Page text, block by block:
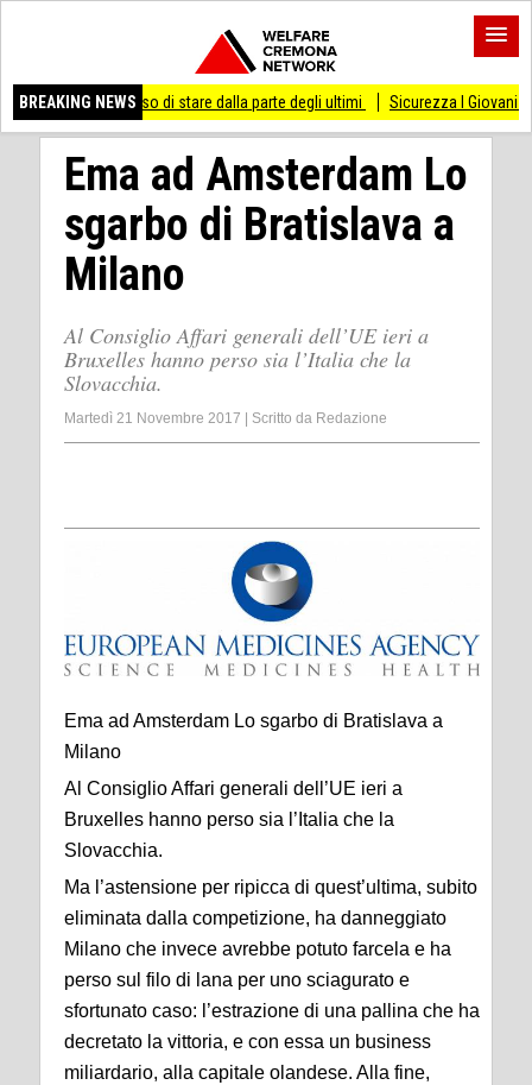
BREAKING NEWS
smesso di stare dalla parte degli ultimi Sicurezza I Giovani Democratici
Ema ad Amsterdam Lo
sgarbo di Bratislava a
Milano
Al Consiglio Affari generali dell’UE ieri a
Bruxelles hanno perso sia l’Italia che la
Slovacchia.
Martedì 21 Novembre 2017 Scritto da Redazione
Ema ad Amsterdam Lo sgarbo di Bratislava a
Milano
Al Consiglio Affari generali dell’UE ieri a
Bruxelles hanno perso sia l’Italia che la
Slovacchia.
Ma l’astensione per ripicca di quest’ultima, subito
eliminata dalla competizione, ha danneggiato
Milano che invece avrebbe potuto farcela e ha
perso sul filo di lana per uno sciagurato e
sfortunato caso: l’estrazione di una pallina che ha
decretato la vittoria, e con essa un business
miliardario, alla capitale olandese. Alla fine,